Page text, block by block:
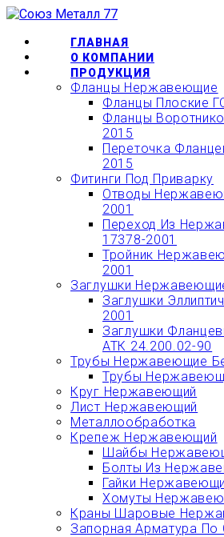
Перейти
содержимомуГЛАВНАЯ
О КОМПАНИИ
ПРОДУКЦИЯ
Фланцы Нержавеющие
Фланцы Плоские
Фланцы
2015
Переточка
2015
Фитинги Под Приварку
Отводы
2001
Переход Из
17378-2001
Тройник
2001
Заглушки
Заглушки
2001
Заглушки
АТК 24.200.02-90
Трубы Нержавеющие
Трубы
Круг Нержавеющий
Лист Нержавеющий
Металлообработка
Крепеж Нержавеющий
Шайбы
Болты Из
Гайки
Хомуты
Краны Шаровые
Запорная Арматура По
ОФОРМИТЬ БЫСТРЫЙ
ЗАКАЗ ИЛИ ЗАКАЗАТЬ
ТОВАР ОНЛАЙН